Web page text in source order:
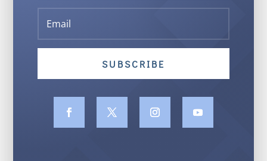
SUBSCRIBE